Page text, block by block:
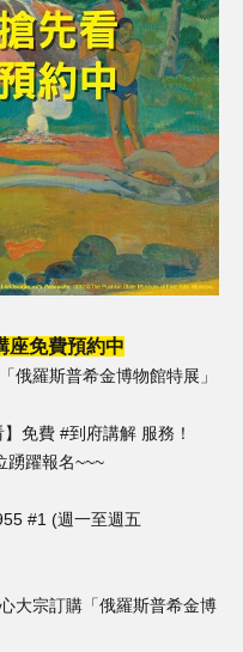
座免費預約中
俄羅斯普希金博物館特展」
免費 #到府講解 服務！
踴躍報名~~~
#1 (週一至週五
大宗訂購「俄羅斯普希金博